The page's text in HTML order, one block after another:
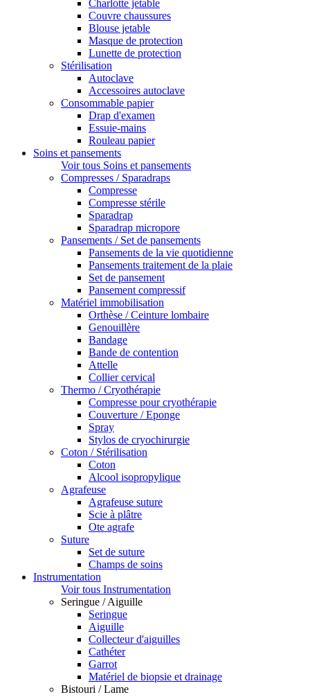
Charlotte jetable
Couvre chaussures
Blouse jetable
Masque de protection
Lunette de protection
Stérilisation
Autoclave
Accessoires autoclave
Consommable papier
Drap d'examen
Essuie-mains
Rouleau papier
Soins et pansements
Voir tous Soins et pansements
Compresses / Sparadraps
Compresse
Compresse stérile
Sparadrap
Sparadrap micropore
Pansements / Set de pansements
Pansements de la vie quotidienne
Pansements traitement de la plaie
Set de pansement
Pansement compressif
Matériel immobilisation
Orthèse / Ceinture lombaire
Genouillère
Bandage
Bande de contention
Attelle
Collier cervical
Thermo / Cryothérapie
Compresse pour cryothérapie
Couverture / Eponge
Spray
Stylos de cryochirurgie
Coton / Stérilisation
Coton
Alcool isopropylique
Agrafeuse
Agrafeuse suture
Scie à plâtre
Ote agrafe
Suture
Set de suture
Champs de soins
Instrumentation
Voir tous Instrumentation
Seringue / Aiguille
Seringue
Aiguille
Collecteur d'aiguilles
Cathéter
Garrot
Matériel de biopsie et drainage
Bistouri / Lame